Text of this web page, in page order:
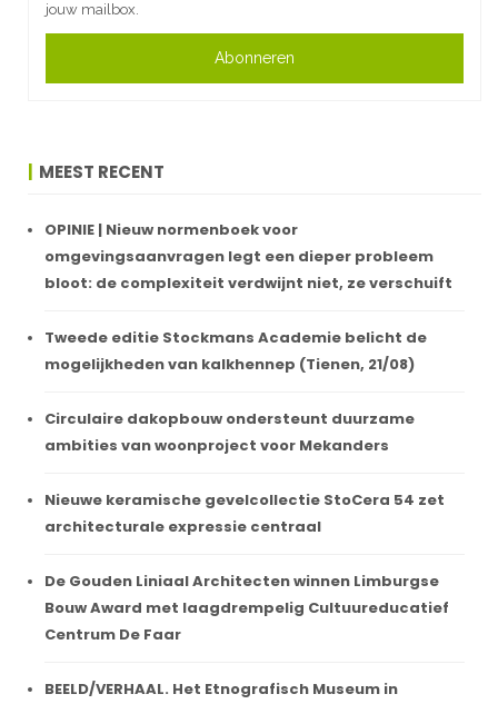
jouw mailbox.
Abonneren
MEEST RECENT
OPINIE | Nieuw normenboek voor
omgevingsaanvragen legt een dieper probleem
bloot: de complexiteit verdwijnt niet, ze verschuift
Tweede editie Stockmans Academie belicht de
mogelijkheden van kalkhennep (Tienen, 21/08)
Circulaire dakopbouw ondersteunt duurzame
ambities van woonproject voor Mekanders
Nieuwe keramische gevelcollectie StoCera 54 zet
architecturale expressie centraal
De Gouden Liniaal Architecten winnen Limburgse
Bouw Award met laagdrempelig Cultuureducatief
Centrum De Faar
BEELD/VERHAAL. Het Etnografisch Museum in